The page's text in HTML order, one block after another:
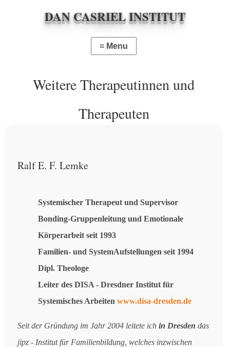
DAN CASRIEL INSTITUT
Weitere Therapeutinnen und
Therapeuten
Ralf E. F. Lemke
Systemischer Therapeut und Supervisor
Bonding-Gruppenleitung und Emotionale
Körperarbeit seit 1993
Familien- und SystemAufstellungen seit 1994
Dipl. Theologe
Leiter des DISA - Dresdner Institut für
Systemisches Arbeitenwww.disa-dresden.de
Seit der Gründung im Jahr 2004 leitete ichin Dresden das
jipz - Institut für Familienbildung, welches inzwischen